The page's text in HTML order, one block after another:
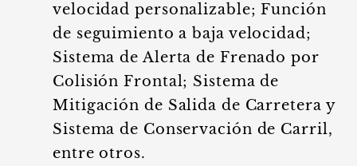
velocidad personalizable; Función
de seguimiento a baja velocidad;
Sistema de Alerta de Frenado por
Colisión Frontal; Sistema de
Mitigación de Salida de Carretera y
Sistema de Conservación de Carril,
entre otros.